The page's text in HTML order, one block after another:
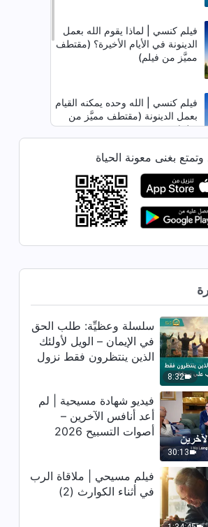
فيلم كنسي | لماذا يقوم الله بعمل
الدينونة في الأيام الأخيرة؟ (مقتطف
مميَّز من فيلم)
فيلم كنسي | الله وحده يمكنه القيام
بعمل الدينونة (مقتطف مميَّز من
فيلم)
فيلم كنسي | شهادات عن اختبار
الدينونة أمام كرسي المسيح
(مقتطف مميَّز من فيلم)
فيلم كنسي | أسرار عمل الدينونة قد
فيلم كنسي | شهادات عن اختبار
الدينونة أمام كرسي المسيح
والحصول على الحياة (مقتطف مميَّز
من فيلم)
فيلم كنسي | دينونة الله في الأيام
الأخيرة هي خلاص للإنسان (مقتطف
مميَّز من فيلم)
بغنى معونة الحياة
8:32
سلسلة وعظيِّة: طلب الحق
في الإيمان – الويل لأولئك
الذين ينتظرون فقط نزول
30:13
فيديو شهادة مسيحية | لم
أعد أنافس الآخرين –
أصوات التسبيح 2026
فيلم مسيحي | ملاقاة الرب
في أثناء الكوارث (2)